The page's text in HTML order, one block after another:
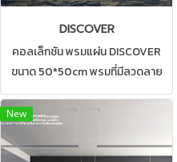
DISCOVER
คอลเล็กชัน พรมแผ่น DISCOVER
ขนาด 50*50cm พรมที่มีลวดลาย
สิ่อถึงการผสมผสานประวัติศาสตร์
โซนสีที่ไม่เหมือนใคร ปูได้ทุกสถานที่
ทำงาน ห้องประชุม ดูแลรักษาง่าย
New